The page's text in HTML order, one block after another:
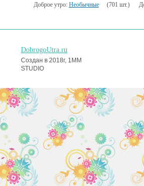
Доброе утро: Необычные (701 шт.)
DobrogoUtra.ru
Создан в 2018г, 1MM
STUDIO